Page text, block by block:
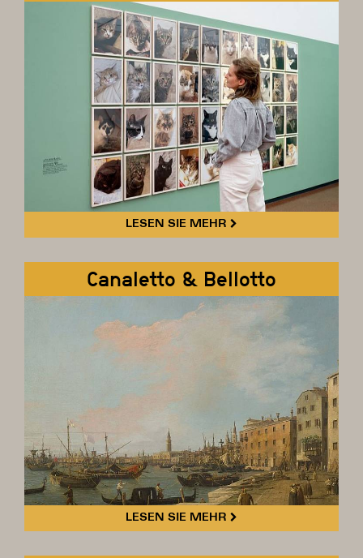
LESEN SIE MEHR
Canaletto & Bellotto
LESEN SIE MEHR